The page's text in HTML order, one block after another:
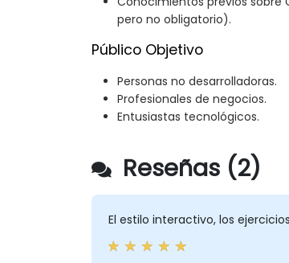
pero no obligatorio).
Público Objetivo
Personas no desarrolladoras.
Profesionales de negocios.
Entusiastas tecnológicos.
Reseñas (2)
El estilo interactivo, los ejercicios